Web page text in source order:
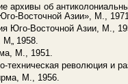
архивы об
Восточной Азии», М.,
Юго-Восточной Азии, М.,
1958.
М., 1951.
революция и
М., 1956.